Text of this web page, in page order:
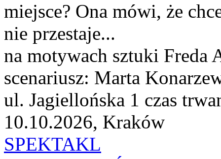
miejsce? Ona mówi, że
nie przestaje...
na motywach sztuki Freda
scenariusz: Marta
ul. Jagiellońska 1 czas
10.10.2026, Kraków
SPEKTAKL